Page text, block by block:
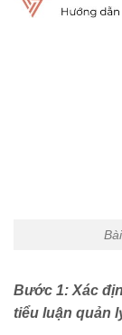
Bước 1: Xác
tiểu luận quản